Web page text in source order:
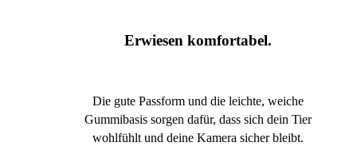
Erwiesen komfortabel.
Die gute Passform und die leichte, weiche
Gummibasis sorgen dafür, dass sich dein Tier
wohlfühlt und deine Kamera sicher bleibt.